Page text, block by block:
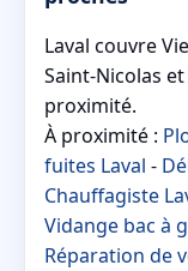
Laval couvre
Saint-Nicolas
proximité.
À proximité :
fuites Laval -
Chauffagiste
Vidange bac à
Réparation de